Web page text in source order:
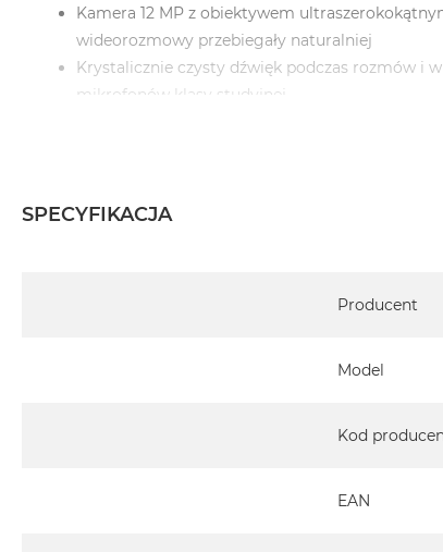
Kamera 12 MP z obiektywem
wideorozmowy przebiegały naturalniej
Krystalicznie czysty dźwięk podczas rozmów i
mikrofonów klasy studyjnej
Fantastyczne brzmienie systemu sześciu
Dostępna wersja ze szkłem nanostrukturalnym
SPECYFIKACJA
Producent
Model
Kod
EAN